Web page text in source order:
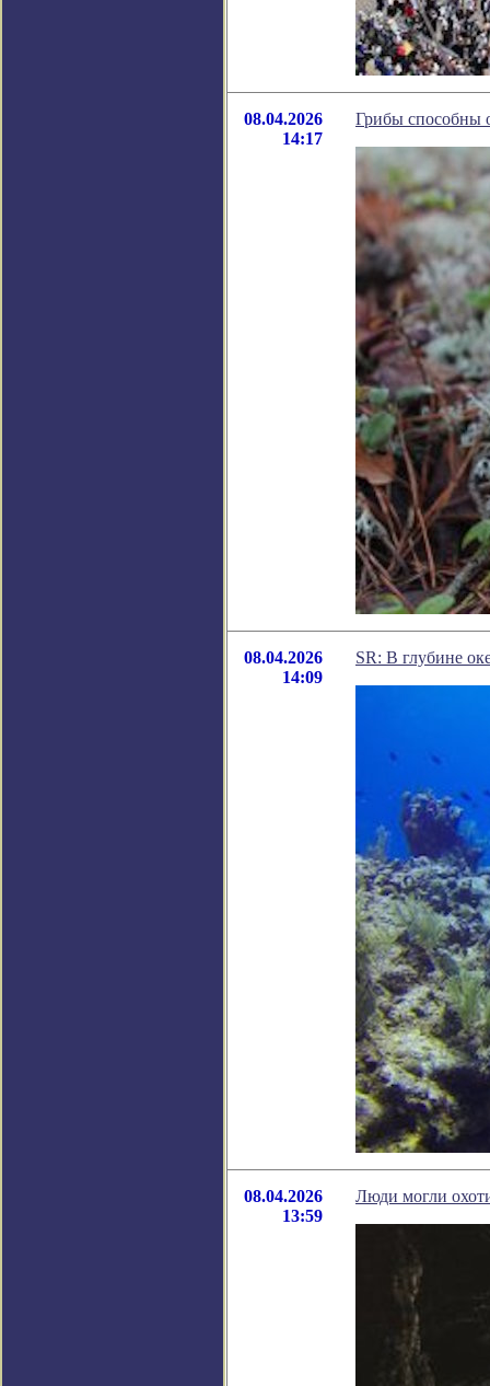
08.04.2026
14:17
Грибы способны
08.04.2026
14:09
SR: В глубине
08.04.2026
13:59
Люди могли